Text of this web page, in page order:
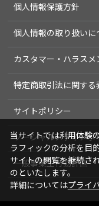
個人情報保護方針
個人情報の取り扱いに
カスタマー・ハラス
特定商取引法に関する
サイトポリシー
ソーシャルメディアポ
一般事業主行動計画
当サイトでは利用体験
ラフィックの分析を目
サイトの閲覧を継続さ
のといたします。
詳細についてはプライ